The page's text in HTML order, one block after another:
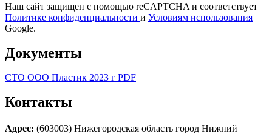
Наш сайт защищен с помощью reCAPTCHA и соответствует
Политике конфиденциальности и Условиям использования
Google.
Документы
СТО ООО Пластик 2023 г PDF
Контакты
Адрес: (603003) Нижегородская область город Нижний